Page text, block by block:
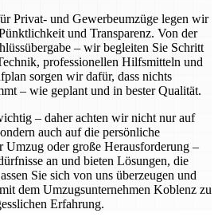
Privat- und Gewerbeumzüge legen wir
und Transparenz. Von der
– wir begleiten Sie Schritt
professionellen Hilfsmitteln und
sorgen wir dafür, dass nichts
– wie geplant und in bester Qualität.
– daher achten wir nicht nur auf
auch auf die persönliche
Umzug oder große Herausforderung –
an und bieten Lösungen, die
Sie sich von uns überzeugen und
dem Umzugsunternehmen Koblenz zu
Erfahrung.